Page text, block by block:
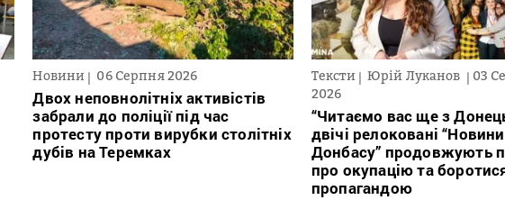
Новини 06 Серпня 2026
Двох неповнолітніх активістів
забрали до поліції під час
протесту проти вирубки столітніх
дубів на Теремках
Тексти Юрій Луканов
03
2026
“Читаємо вас ще з
двічі релоковані “Новини
Донбасу” продовжують
про окупацію та
пропагандою